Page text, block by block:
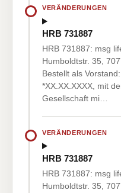
VERÄNDERUNGEN
HRB 731887
HRB 731887: msg
Humboldtstr. 35,
Bestellt als
*XX.XX.XXXX, mit
Gesellschaft mi…
VERÄNDERUNGEN
HRB 731887
HRB 731887: msg
Humboldtstr. 35,